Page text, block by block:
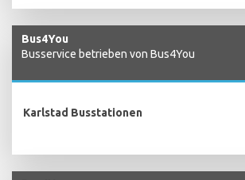
Bus4You
Busservice betrieben von Bus4You
Karlstad Busstationen